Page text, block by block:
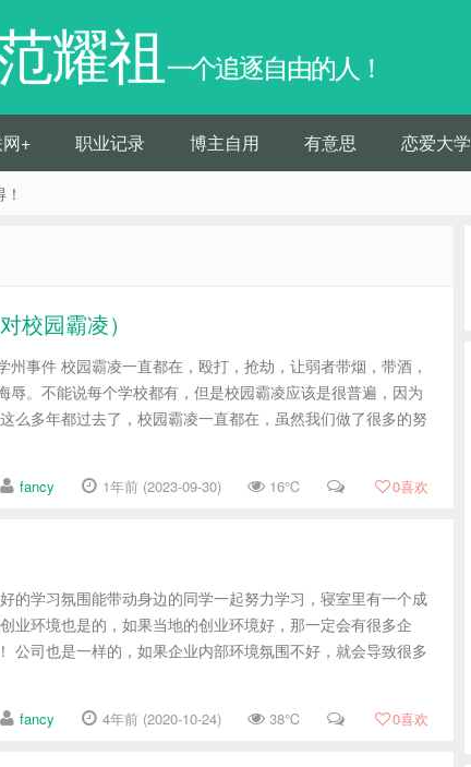
耀祖 一个追逐自由的人！
+ 职业记录 博主自用 有意思 恋爱大学
校园霸凌）
事件 校园霸凌一直都在，殴打，抢劫，让弱者带烟，带酒，
辱。不能说每个学校都有，但是校园霸凌应该是很普遍，因为
么多年都过去了，校园霸凌一直都在，虽然我们做了很多的努
fancy 1年前 (2023-09-30) 16℃ 0喜欢
的学习氛围能带动身边的同学一起努力学习，寝室里有一个成
业环境也是的，如果当地的创业环境好，那一定会有很多企
公司也是一样的，如果企业内部环境氛围不好，就会导致很多
fancy 4年前 (2020-10-24) 38℃ 0喜欢